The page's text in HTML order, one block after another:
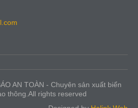
AN TOÀN - Chuyên sản xuất biển
thông.All rights reserved